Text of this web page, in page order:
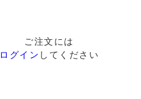
ご注文には
ログイン してください